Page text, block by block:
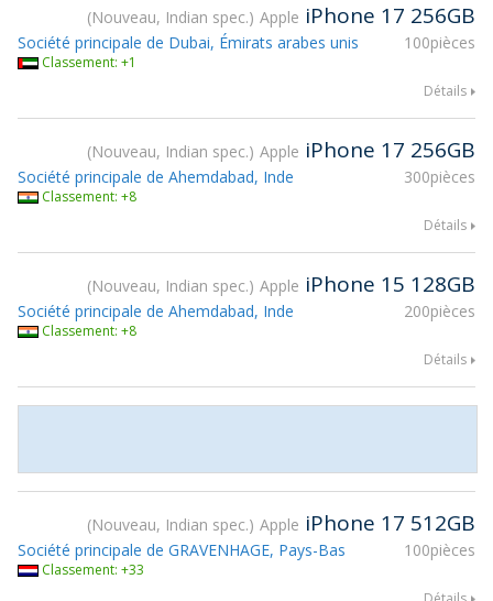
Nouveau, Indian spec. Apple iPhone 17 256GB
100pièces
Société principale de Dubai, Émirats arabes unis
Classement: +1
Détails
Nouveau, Indian spec. Apple iPhone 17 256GB
300pièces
Société principale de Ahemdabad, Inde
Classement: +8
Détails
Nouveau, Indian spec. Apple iPhone 15 128GB
200pièces
Société principale de Ahemdabad, Inde
Classement: +8
Détails
Nouveau, Indian spec. Apple iPhone 17 512GB
100pièces
Société principale de GRAVENHAGE, Pays-Bas
Classement: +33